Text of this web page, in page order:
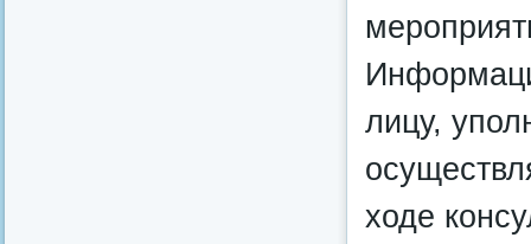
лицу,
ходе